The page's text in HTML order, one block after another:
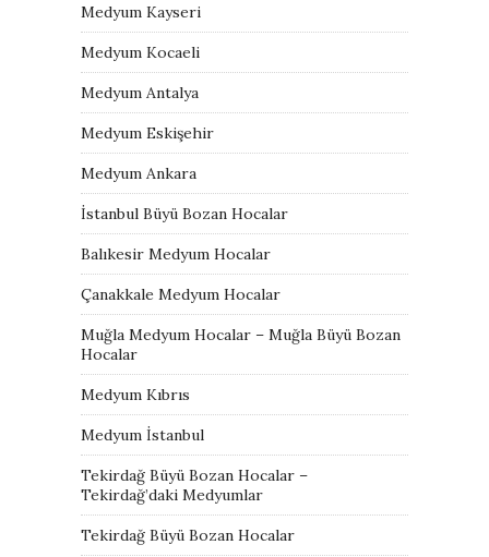
Medyum Kayseri
Medyum Kocaeli
Medyum Antalya
Medyum Eskişehir
Medyum Ankara
İstanbul Büyü Bozan Hocalar
Balıkesir Medyum Hocalar
Çanakkale Medyum Hocalar
Muğla Medyum Hocalar – Muğla Büyü Bozan
Hocalar
Medyum Kıbrıs
Medyum İstanbul
Tekirdağ Büyü Bozan Hocalar –
Tekirdağ’daki Medyumlar
Tekirdağ Büyü Bozan Hocalar